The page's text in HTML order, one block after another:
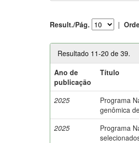
Result./Pág. |
Resultado 11-20 de 39.
Ano de
publicação
Título
2025
Programa
genômica
2025
Programa